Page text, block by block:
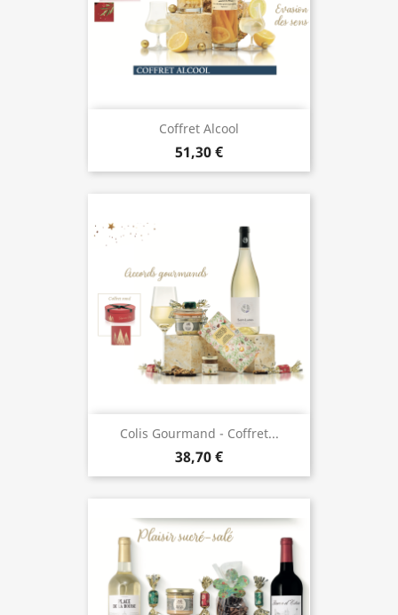
Coffret Alcool
51,30 €
Colis Gourmand - Coffret...
38,70 €